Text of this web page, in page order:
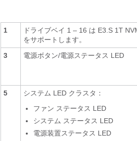
1
ドライブベイ 1 – 16 は E3.S 1T
をサポートします。
3 電源ボタン/電源ステータス LED
5
システム LED クラスタ：
ファン ステータス LED
システム ステータス LED
電源装置ステータス LED